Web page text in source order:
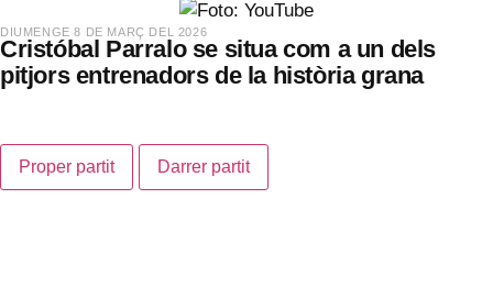
​DIUMENGE 8 DE MARÇ DEL 2026
Cristóbal Parralo se situa com a un dels
pitjors entrenadors de la història grana
Proper partit Darrer partit